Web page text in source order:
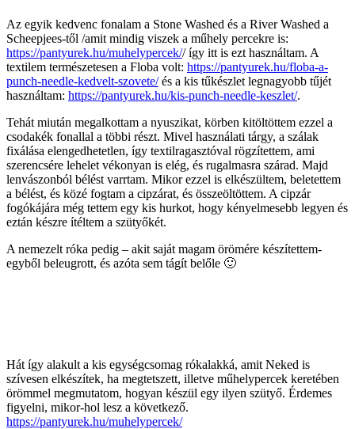
Az egyik kedvenc fonalam a Stone Washed és a River Washed a
Scheepjees-től /amit mindig viszek a műhely percekre is:
https://pantyurek.hu/muhelypercek// így itt is ezt használtam. A
textilem természetesen a Floba volt: https://pantyurek.hu/floba-a-
punch-needle-kedvelt-szovete/és a kis tűkészlet legnagyobb tűjét
használtam: https://pantyurek.hu/kis-punch-needle-keszlet/.
Tehát miután megalkottam a nyuszikat, körben kitöltöttem ezzel a
csodakék fonallal a többi részt. Mivel használati tárgy, a szálak
fixálása elengedhetetlen, így textilragasztóval rögzítettem, ami
szerencsére lehelet vékonyan is elég, és rugalmasra szárad. Majd
lenvászonból bélést varrtam. Mikor ezzel is elkészültem, beletettem
a bélést, és közé fogtam a cipzárat, és összeöltöttem. A cipzár
fogókájára még tettem egy kis hurkot, hogy kényelmesebb legyen és
eztán készre ítéltem a szütyőkét.
A nemezelt róka pedig – akit saját magam örömére készítettem-
egyből beleugrott, és azóta sem tágít belőle 🙂
Hát így alakult a kis egységcsomag rókalakká, amit Neked is
szívesen elkészítek, ha megtetszett, illetve műhelypercek keretében
örömmel megmutatom, hogyan készül egy ilyen szütyő. Érdemes
figyelni, mikor-hol lesz a következő.
https://pantyurek.hu/muhelypercek/